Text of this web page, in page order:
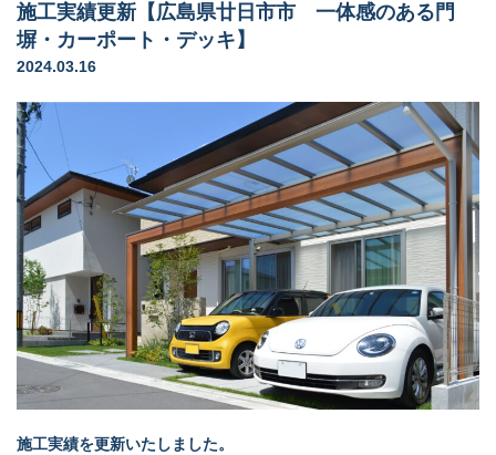
施工実績更新【広島県廿日市市 一体感のある門
塀・カーポート・デッキ】
2024.03.16
施工実績を更新いたしました。